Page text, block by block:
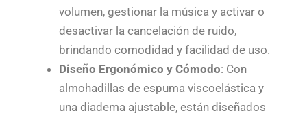
volumen, gestionar la música y activar o
desactivar la cancelación de ruido,
brindando comodidad y facilidad de uso.
Diseño Ergonómico y Cómodo: Con
almohadillas de espuma viscoelástica y
una diadema ajustable, están diseñados